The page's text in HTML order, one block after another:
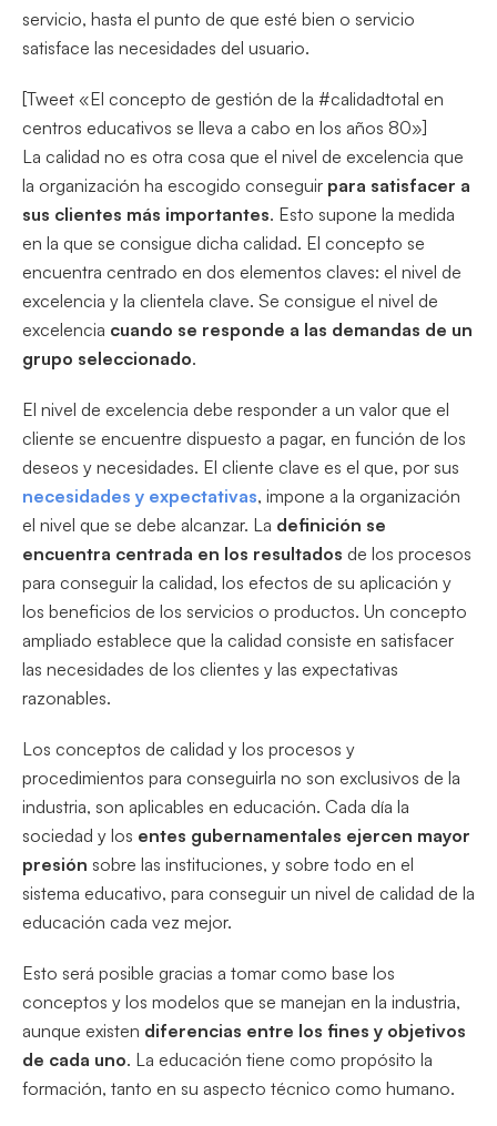
servicio, hasta el punto de que esté bien o servicio
satisface las necesidades del usuario.
[Tweet «El concepto de gestión de la #calidadtotal en
centros educativos se lleva a cabo en los años 80»]
La calidad no es otra cosa que el nivel de excelencia que
la organización ha escogido conseguir para satisfacer a
sus clientes más importantes. Esto supone la medida
en la que se consigue dicha calidad. El concepto se
encuentra centrado en dos elementos claves: el nivel de
excelencia y la clientela clave. Se consigue el nivel de
excelencia cuando se responde a las demandas de un
grupo seleccionado.
El nivel de excelencia debe responder a un valor que el
cliente se encuentre dispuesto a pagar, en función de los
deseos y necesidades. El cliente clave es el que, por sus
necesidades y expectativas, impone a la organización
el nivel que se debe alcanzar. La definición se
encuentra centrada en los resultados de los procesos
para conseguir la calidad, los efectos de su aplicación y
los beneficios de los servicios o productos. Un concepto
ampliado establece que la calidad consiste en satisfacer
las necesidades de los clientes y las expectativas
razonables.
Los conceptos de calidad y los procesos y
procedimientos para conseguirla no son exclusivos de la
industria, son aplicables en educación. Cada día la
sociedad y los entes gubernamentales ejercen mayor
presión sobre las instituciones, y sobre todo en el
sistema educativo, para conseguir un nivel de calidad de la
educación cada vez mejor.
Esto será posible gracias a tomar como base los
conceptos y los modelos que se manejan en la industria,
aunque existen diferencias entre los fines y objetivos
de cada uno. La educación tiene como propósito la
formación, tanto en su aspecto técnico como humano.